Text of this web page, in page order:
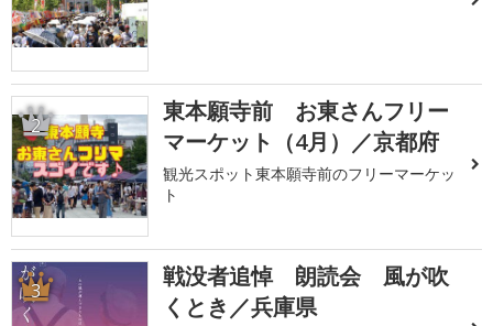
2
東本願寺前 お東さんフリー
マーケット（4月）／京都府
観光スポット東本願寺前のフリーマーケッ
ト
3
戦没者追悼 朗読会 風が吹
くとき／兵庫県